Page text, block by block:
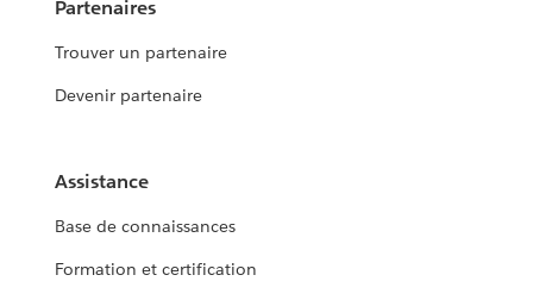
Partenaires
Trouver un partenaire
Devenir partenaire
Assistance
Base de connaissances
Formation et certification